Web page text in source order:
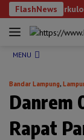
Langsung
ke
konten
FlashNews
Tuberkulosis di
MENU
Bandar Lampung,
Danrem
Rapat